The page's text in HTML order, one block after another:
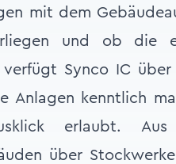
mit dem
und ob die
Synco IC
Anlagen kenntlich
erlaubt.
über